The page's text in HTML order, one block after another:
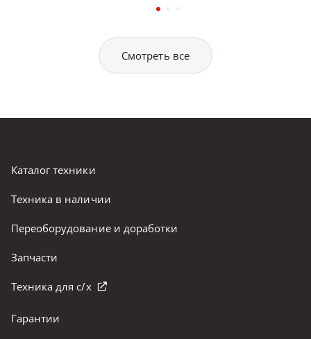
Смотреть все
Каталог техники
Техника в наличии
Переоборудование и доработки
Запчасти
Техника для с/х
Гарантии